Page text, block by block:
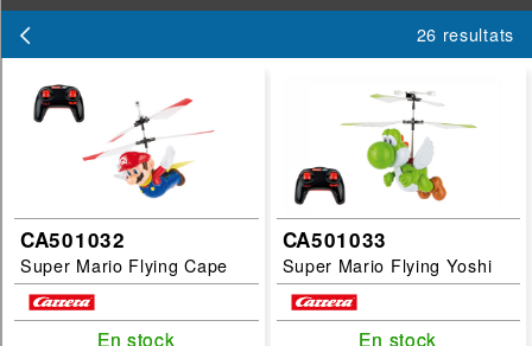
Motoplaneur
Helicoptère
Quadrocoptere
Simulateur
Disponibilité :
Prochainement dispo
26 resultats
CA501032
Super Mario Flying Cape
En stock
En stock
CA501033
Super Mario Flying Yoshi
En stock
En stock